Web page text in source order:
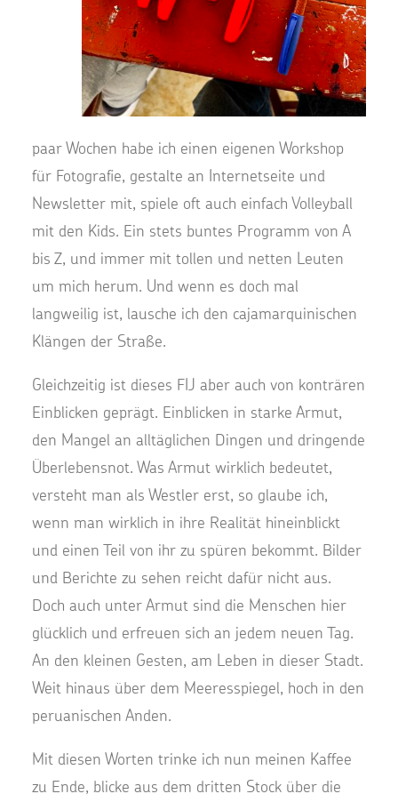
paar Wochen habe ich einen eigenen Workshop
für Fotografie, gestalte an Internetseite und
Newsletter mit, spiele oft auch einfach Volleyball
mit den Kids. Ein stets buntes Programm von A
bis Z, und immer mit tollen und netten Leuten
um mich herum. Und wenn es doch mal
langweilig ist, lausche ich den cajamarquinischen
Klängen der Straße.
Gleichzeitig ist dieses FIJ aber auch von konträren
Einblicken geprägt. Einblicken in starke Armut,
den Mangel an alltäglichen Dingen und dringende
Überlebensnot. Was Armut wirklich bedeutet,
versteht man als Westler erst, so glaube ich,
wenn man wirklich in ihre Realität hineinblickt
und einen Teil von ihr zu spüren bekommt. Bilder
und Berichte zu sehen reicht dafür nicht aus.
Doch auch unter Armut sind die Menschen hier
glücklich und erfreuen sich an jedem neuen Tag.
An den kleinen Gesten, am Leben in dieser Stadt.
Weit hinaus über dem Meeresspiegel, hoch in den
peruanischen Anden.
Mit diesen Worten trinke ich nun meinen Kaffee
zu Ende, blicke aus dem dritten Stock über die